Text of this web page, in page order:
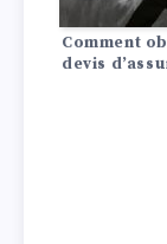
Comment
devis